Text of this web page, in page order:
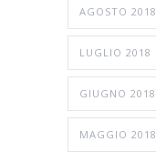
AGOSTO 2018
LUGLIO 2018
GIUGNO 2018
MAGGIO 2018